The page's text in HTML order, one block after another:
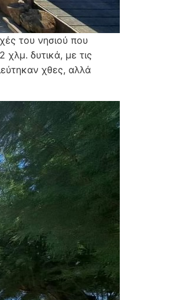
του νησιού που
δυτικά, με τις
χθες, αλλά